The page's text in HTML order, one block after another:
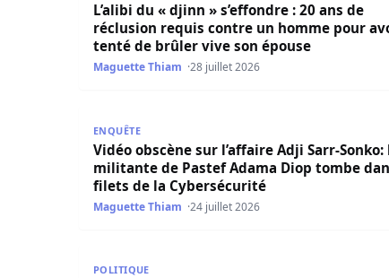
L’alibi du « djinn » s’effondre : 20 ans de
réclusion requis contre un homme pour
tenté de brûler vive son épouse
Maguette Thiam 28 juillet 2026
Vidéo obscène sur l’affaire Adji Sarr-
ENQUÊTE
Vidéo obscène sur l’affaire Adji Sarr-Sonko:
militante de Pastef Adama Diop tombe
filets de la Cybersécurité
Maguette Thiam 24 juillet 2026
POLITIQUE